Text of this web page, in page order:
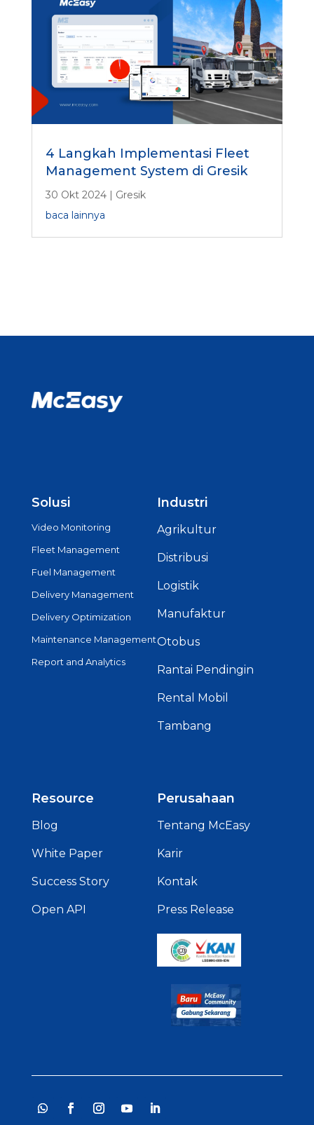
4 Langkah Implementasi Fleet
Management System di Gresik
30 Okt 2024| Gresik
baca lainnya
Solusi
Video Monitoring
Fleet Management
Fuel Management
Delivery Management
Delivery Optimization
Maintenance Management
Report and Analytics
Industri
Agrikultur
Distribusi
Logistik
Manufaktur
Otobus
Rantai Pendingin
Rental Mobil
Tambang
Resource
Blog
White Paper
Success Story
Open API
Perusahaan
Tentang McEasy
Karir
Kontak
Press Release